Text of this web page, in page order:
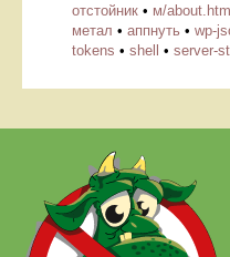
отстойник • м/about.html
метал • аппнуть • wp-
tokens • shell • server-